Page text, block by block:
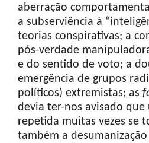
aberração
a subserviência à
teorias conspirativas; a
pós-verdade
e do sentido de voto; a
emergência de grupos
políticos) extremistas; as
devia ter-nos avisado que
repetida muitas vezes se
também a